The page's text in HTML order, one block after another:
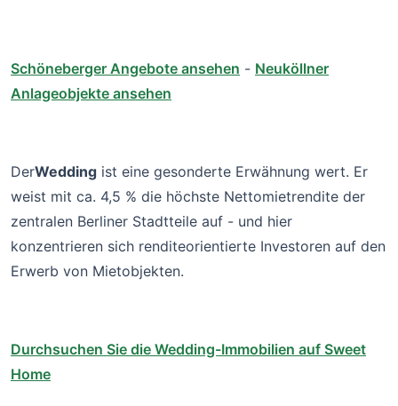
Schöneberger Angebote ansehen - Neuköllner
Anlageobjekte ansehen
DerWedding ist eine gesonderte Erwähnung wert. Er
weist mit ca. 4,5 % die höchste Nettomietrendite der
zentralen Berliner Stadtteile auf - und hier
konzentrieren sich renditeorientierte Investoren auf den
Erwerb von Mietobjekten.
Durchsuchen Sie die Wedding-Immobilien auf Sweet
Home